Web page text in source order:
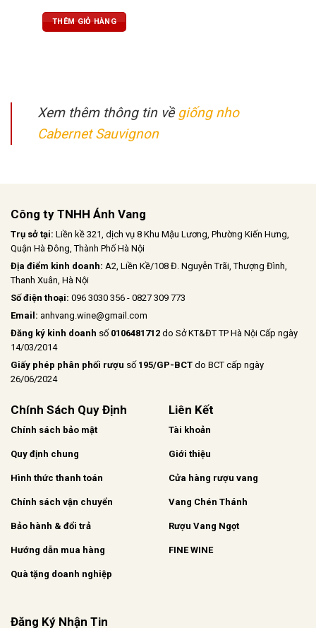
chút tươi mát và sống động. Vị rượu
lan tỏa trên vòm miệng với tannin
THÊM GIỎ HÀNG
Xem thêm thông tin về giống nho
Cabernet Sauvignon
Công ty TNHH Ánh Vang
Trụ sở tại: Liền kề 321, dịch vụ 8 Khu Mậu Lương, Phường Kiến Hưng,
Quận Hà Đông, Thành Phố Hà Nội
Địa điểm kinh doanh: A2, Liền Kề/108 Đ. Nguyễn Trãi, Thượng Đình,
Thanh Xuân, Hà Nội
Số điện thoại: 096 3030 356 - 0827 309 773
Email: anhvang.wine@gmail.com
Đăng ký kinh doanh số 0106481712 do Sở KT&ĐT TP Hà Nội Cấp ngày
14/03/2014
Giấy phép phân phối rượu số 195/GP-BCT do BCT cấp ngày
26/06/2024
Chính Sách Quy Định
Chính sách bảo mật
Quy định chung
Hình thức thanh toán
Chính sách vận chuyển
Bảo hành & đổi trả
Hướng dẫn mua hàng
Quà tặng doanh nghiệp
Liên Kết
Tài khoản
Giới thiệu
Cửa hàng rượu vang
Vang Chén Thánh
Rượu Vang Ngọt
FINE WINE
Đăng Ký Nhận Tin